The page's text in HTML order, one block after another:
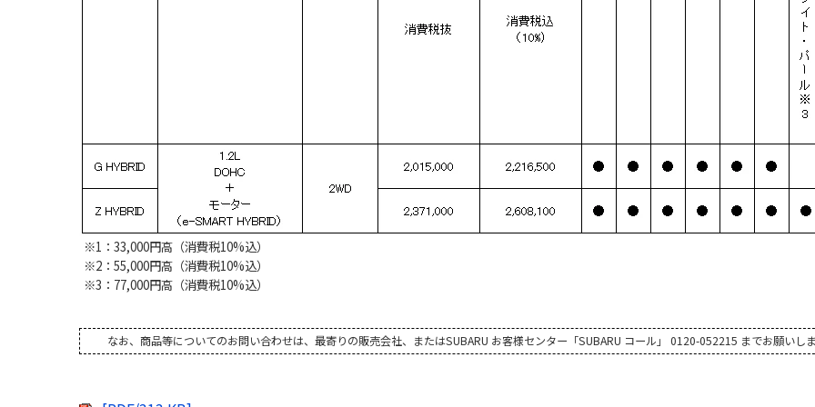
※1：33,000円高（消費税10%込）
※2：55,000円高（消費税10%込）
※3：77,000円高（消費税10%込）
なお、商品等についてのお問い合わせは、最寄りの販売会社、またはSUBARU お客様センター「SUBARU コール」 0120-052215 までお願いし